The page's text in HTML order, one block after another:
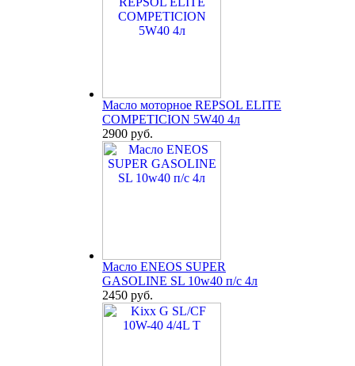
Масло моторное REPSOL ELITE
COMPETICION 5W40 4л
2900 руб.
Масло ENEOS SUPER
GASOLINE SL 10w40 п/с 4л
2450 руб.